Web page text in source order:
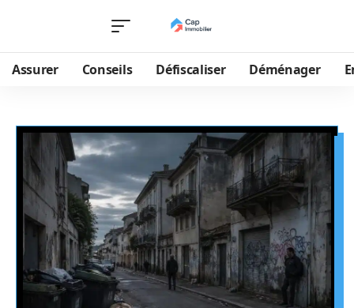
Assurer Conseils Défiscaliser Déménager